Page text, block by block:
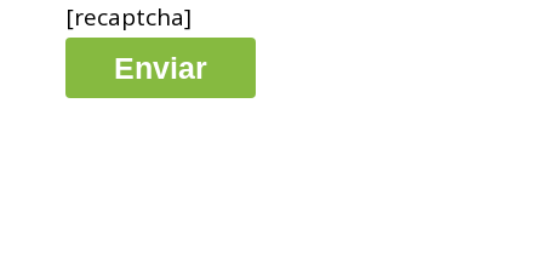
[recaptcha]